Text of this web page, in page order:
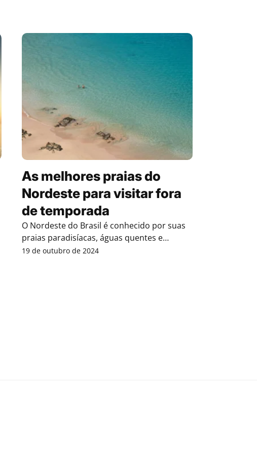
As melhores praias do
Nordeste para visitar fora
de temporada
O Nordeste do Brasil é conhecido por suas
praias paradisíacas, águas quentes e
paisagens de tirar o fôlego....
19 de outubro de 2024